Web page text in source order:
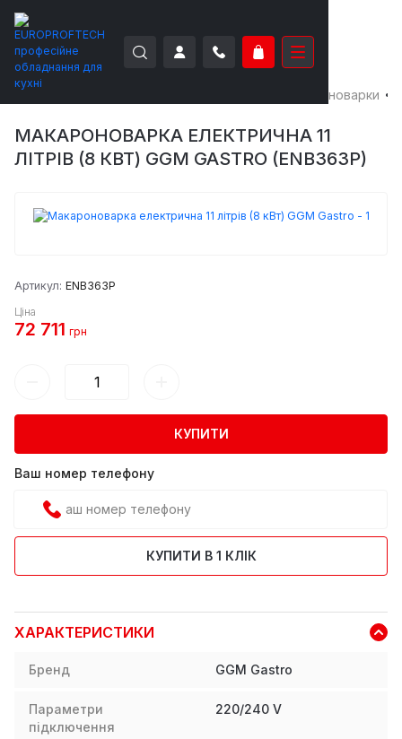
EUROPROFTECH Макароноварки
МАКАРОНОВАРКА ЕЛЕКТРИЧНА 11
ЛІТРІВ (8 КВТ) GGM GASTRO (ENB363P)
Артикул: ENB363P
Ціна
72 711 грн
КУПИТИ
Ваш номер телефону
КУПИТИ В 1 КЛІК
ХАРАКТЕРИСТИКИ
Бренд GGM Gastro
Параметри
підключення
220/240 V